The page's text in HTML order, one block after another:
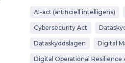
AI-act (artificiell intelligens)
Cybersecurity Act
Dataskyddslagen Digital
Digital Operational Resilience